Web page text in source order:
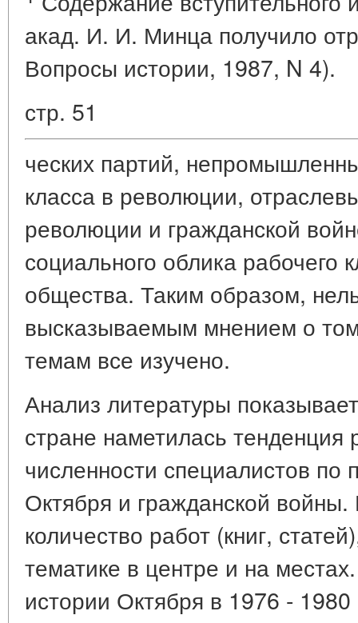
акад. И. И. Минца получило
Вопросы истории, 1987, N 4).
стр. 51
ческих партий,
класса в революции,
революции и гражданской
социального облика рабочего
общества. Таким образом,
высказываемым мнением о
темам все изучено.
Анализ литературы
стране наметилась тенденция
численности специалистов
Октября и гражданской
количество работ (книг,
тематике в центре и на
истории Октября в 1976 -